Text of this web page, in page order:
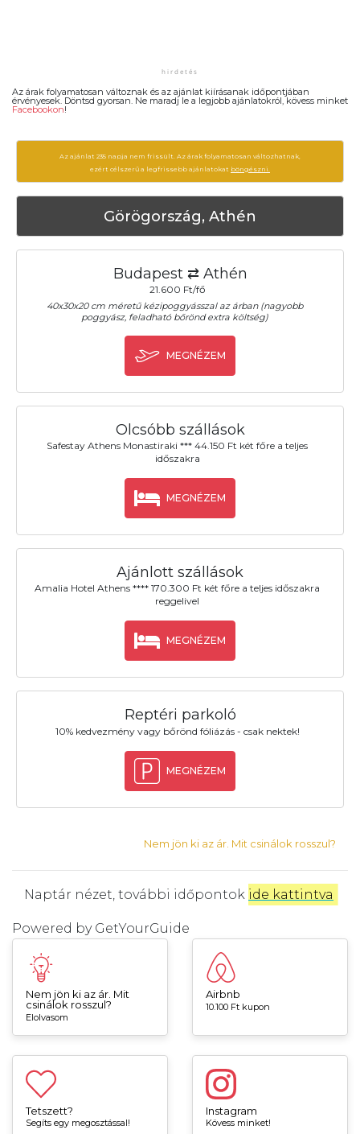
Az árak folyamatosan változnak és az ajánlat kiírásanak időpontjában
érvényesek. Döntsd gyorsan. Ne maradj le a legjobb ajánlatokról, kövess minket
Facebookon!
Az ajánlat 235 napja nem frissült. Az árak folyamatosan változhatnak,
ezért célszerű a legfrissebb ajánlatokat böngészni.
Görögország, Athén
Budapest ⇄ Athén
21.600 Ft/fő
40x30x20 cm méretű kézipoggyásszal az árban (nagyobb
poggyász, feladható bőrönd extra költség)
MEGNÉZEM
Olcsóbb szállások
Safestay Athens Monastiraki *** 44.150 Ft két főre a teljes
időszakra
MEGNÉZEM
Ajánlott szállások
Amalia Hotel Athens **** 170.300 Ft két főre a teljes időszakra
reggelivel
MEGNÉZEM
Reptéri parkoló
10% kedvezmény vagy bőrönd fóliázás - csak nektek!
MEGNÉZEM
Nem jön ki az ár. Mit csinálok rosszul?
Naptár nézet, további időpontok ide kattintva
Powered by GetYourGuide
Nem jön ki az ár. Mit
csinálok rosszul?
Elolvasom
Airbnb
10.100 Ft kupon
Tetszett?
Segíts egy megosztással!
Instagram
Kövess minket!